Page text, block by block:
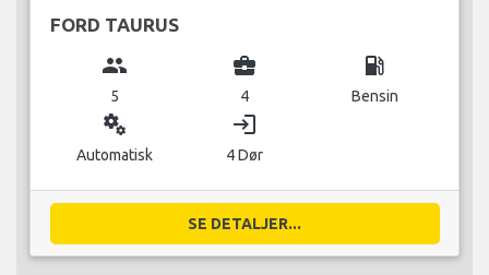
FORD TAURUS
group
5
business_center
4
local_gas_station
Bensin
miscellaneous_services
Automatisk
login
4 Dør
SE DETALJER...